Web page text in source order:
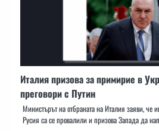
Италия призова за примирие в
преговори с Путин
Министърът на отбраната на Италия заяви, че
Русия са се провалили и призова Запада да